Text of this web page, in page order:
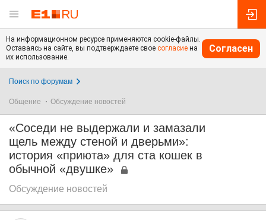
На информационном ресурсе применяются cookie-файлы.
Оставаясь на сайте, вы подтверждаете свое согласие на
их использование.
Согласен
Поиск по форумам
Общение Обсуждение новостей
«Соседи не выдержали и замазали
щель между стеной и дверьми»:
история «приюта» для ста кошек в
обычной «двушке»
Обсуждение новостей